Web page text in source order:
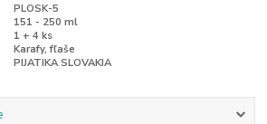
PLOSK-5
151 - 250 ml
1 + 4 ks
Karafy, fľaše
PIJATIKA SLOVAKIA